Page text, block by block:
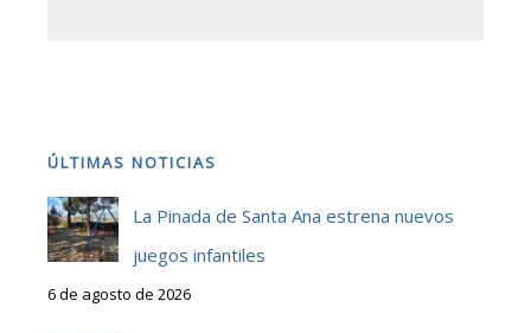
ÚLTIMAS NOTICIAS
La Pinada de Santa Ana estrena nuevos
juegos infantiles
6 de agosto de 2026